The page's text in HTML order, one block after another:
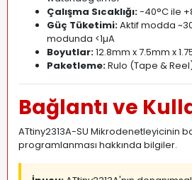
Çalışma Sıcaklığı:-40°C ile
Güç Tüketimi:Aktif modda
modunda <1µA
Boyutlar:12.8mm x 7.5mm x
Paketleme:Rulo (Tape &
Bağlantı ve
ATtiny2313A-SU Mikrodenetleyicinin
programlanması hakkında bilgiler.